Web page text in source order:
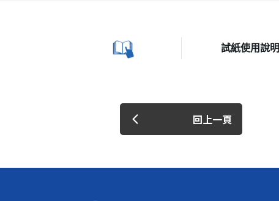
試紙使用說明
回上一頁